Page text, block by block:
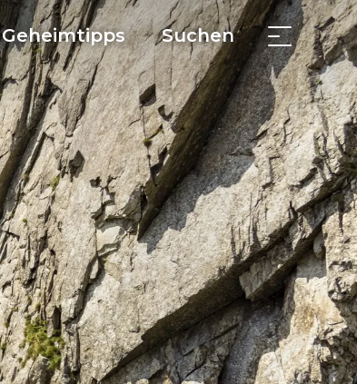
Geheimtipps Suchen